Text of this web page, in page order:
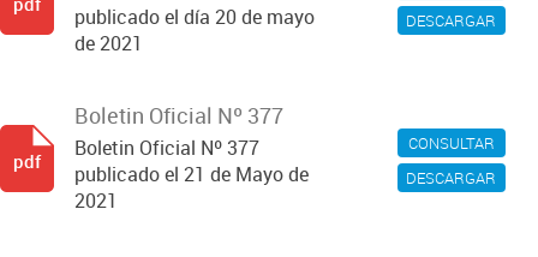
DESCARGAR
publicado el día 20 de mayo
de 2021
CONSULTAR
DESCARGAR
Boletin Oficial Nº 377
Boletin Oficial Nº 377
publicado el 21 de Mayo de
2021
pdf